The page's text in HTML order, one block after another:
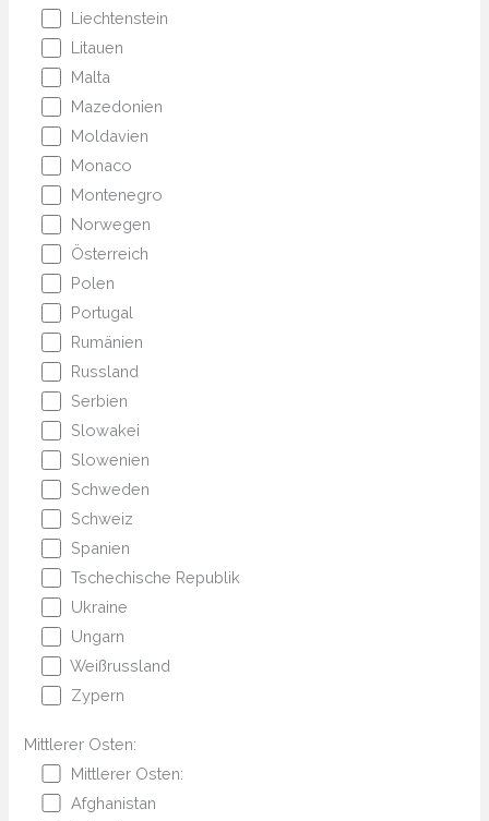
Liechtenstein
Litauen
Malta
Mazedonien
Moldavien
Monaco
Montenegro
Norwegen
Österreich
Polen
Portugal
Rumänien
Russland
Serbien
Slowakei
Slowenien
Schweden
Schweiz
Spanien
Tschechische Republik
Ukraine
Ungarn
Weißrussland
Zypern
Mittlerer Osten:
Mittlerer Osten:
Afghanistan